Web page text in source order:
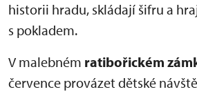
historii hradu, skládají šifru a
s pokladem.
V malebném ratibořickém
července provázet dětské